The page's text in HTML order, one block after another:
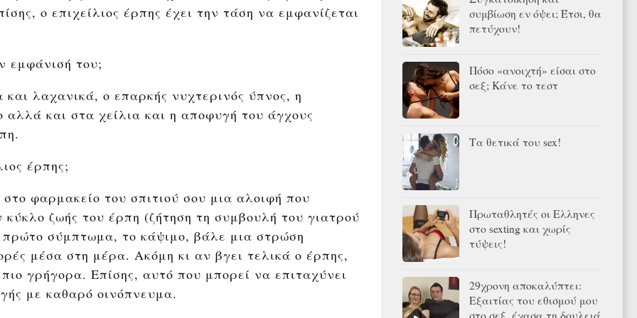
ο επιχείλιος έρπης έχει την τάση να εμφανίζεται
εμφάνισή του;
λαχανικά, ο επαρκής νυχτερινός ύπνος, η
και στα χείλια και η αποφυγή του άγχους
έρπης;
φαρμακείο του σπιτιού σου μια αλοιφή που
ζωής του έρπη (ζήτηση τη συμβουλή του γιατρού
σύμπτωμα, το κάψιμο, βάλε μια στρώση
μέσα στη μέρα. Ακόμη κι αν βγει τελικά ο έρπης,
γρήγορα. Επίσης, αυτό που μπορεί να επιταχύνει
με καθαρό οινόπνευμα.
συμβίωση εν όψει; Έτσι, θα
πετύχουν!
Πόσο «ανοιχτή» είσαι στο
σεξ; Κάνε το τεστ
Τα θετικά του sex!
Πρωταθλητές οι Ελληνες
στο sexting και χωρίς
τύψεις!
29χρονη αποκαλύπτει:
Εξαιτίας του εθισμού μου
στο σεξ, έχασα τη δουλειά